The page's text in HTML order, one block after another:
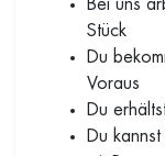
Bei uns
Stück
Du
Voraus
Du
Du